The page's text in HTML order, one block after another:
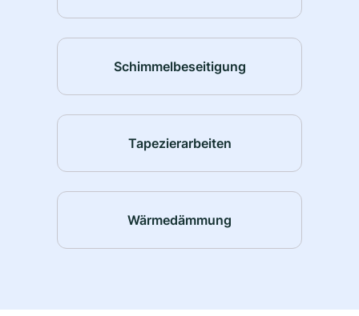
Schimmelbeseitigung
Tapezierarbeiten
Wärmedämmung